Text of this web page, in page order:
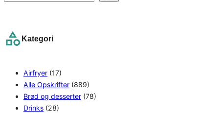
e
c
Kategori
Airfryer (17)
Alle Opskrifter (889)
Brød og desserter (78)
Drinks (28)